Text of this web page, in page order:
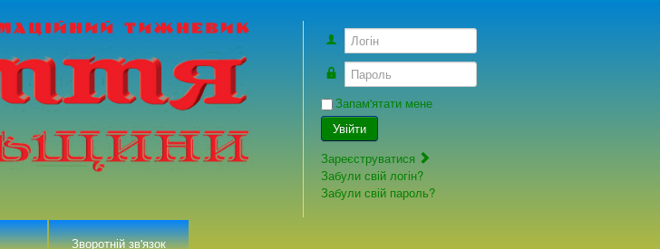
Логін
Пароль
Запам'ятати мене
Увійти
Зареєструватися
Забули свій логін?
Забули свій пароль?
Зворотній зв'язок